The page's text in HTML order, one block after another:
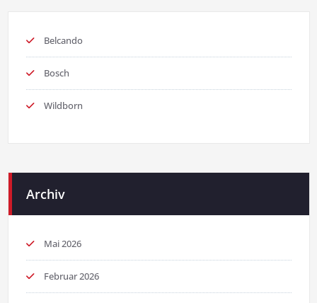
Belcando
Bosch
Wildborn
Archiv
Mai 2026
Februar 2026